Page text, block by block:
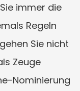
immer die
Regeln
Sie nicht
Zeuge
Nominierung